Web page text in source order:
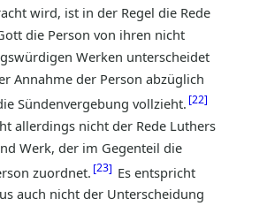
wird, ist in der Regel die Rede
die Person von ihren nicht
Werken unterscheidet
Annahme der Person abzüglich
Sündenvergebung vollzieht. 22
allerdings nicht der Rede Luthers
Werk, der im Gegenteil die
zuordnet. 23
Es entspricht
auch nicht der Unterscheidung